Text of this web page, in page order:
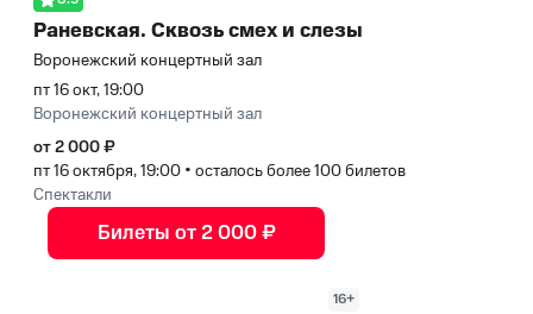
Раневская. Сквозь смех и слезы
Воронежский концертный зал
пт 16 окт, 19:00
Воронежский концертный зал
от 2 000 ₽
пт 16 октября, 19:00 • осталось более 100 билетов
Спектакли
Билеты от 2 000 ₽
16+